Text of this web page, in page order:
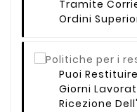
Tramite
Ordini
Puoi
Giorni
Ricezione